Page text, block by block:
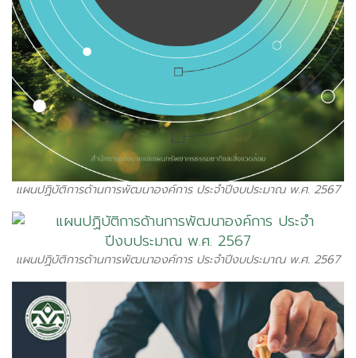
แผนปฏิบัติการด้านการพัฒนาองค์การ ประจำปีงบประมาณ พ.ศ. 2567
แผนปฏิบัติการด้านการพัฒนาองค์การ ประจำปีงบประมาณ พ.ศ. 2567